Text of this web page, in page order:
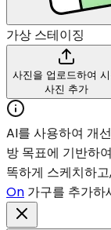
가상 스테이징
사진을 업로드하여
사진 추가
AI를 사용하여 개
방 목표에 기반하
똑하게 스케치하
On 가구를 추가하